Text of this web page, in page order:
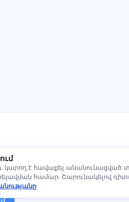
կարող է հավաքել անանունացված
համար: Շարունակելով
: